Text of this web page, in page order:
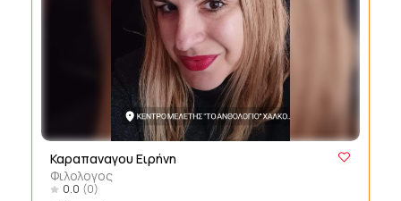
Καραπαναγου Ειρήνη
Φιλολογος
0.0 (0)